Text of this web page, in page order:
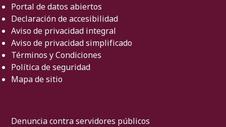
Portal de datos abiertos
Declaración de accesibilidad
Aviso de privacidad integral
Aviso de privacidad simplificado
Términos y Condiciones
Política de seguridad
Mapa de sitio
Denuncia contra servidores públicos